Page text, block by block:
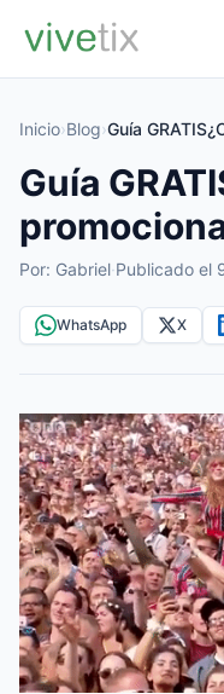
Inicio›Blog›Guía
Guía
Por: Gabriel·Publicado el
WhatsApp X